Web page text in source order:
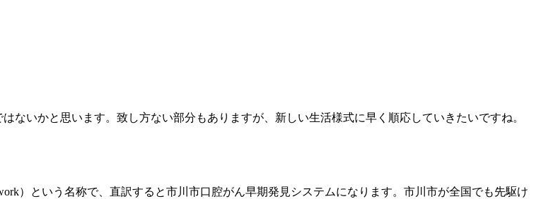
ないかと思います。致し方ない部分もありますが、新しい生活様式に早く順応していきたいですね。
）という名称で、直訳すると市川市口腔がん早期発見システムになります。市川市が全国でも先駆け